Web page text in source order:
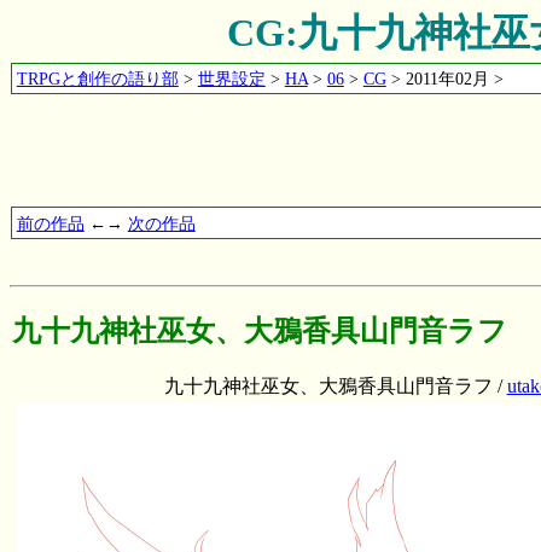
CG:九十九神社
TRPGと創作の語り部> 世界設定 > HA> 06> CG> 2011年02月 >
前の作品 ←→ 次の作品
九十九神社巫女、大鴉香具山門音ラフ
九十九神社巫女、大鴉香具山門音ラフ /